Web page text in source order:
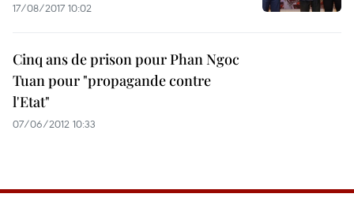
17/08/2017 10:02
Cinq ans de prison pour Phan Ngoc
Tuan pour "propagande contre
l'Etat"
07/06/2012 10:33